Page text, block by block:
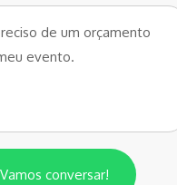
Vamos conversar!